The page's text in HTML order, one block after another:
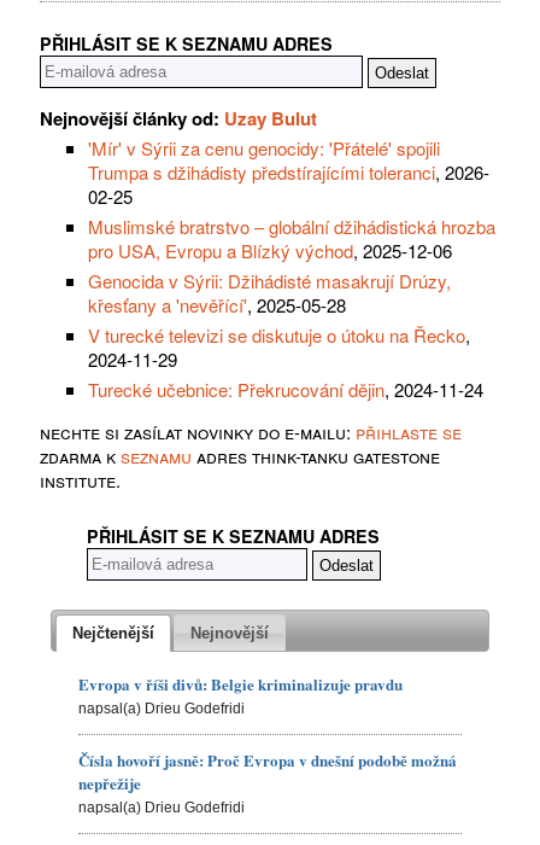
PŘIHLÁSIT SE K SEZNAMU ADRES
Nejnovější články od: Uzay Bulut
'Mír' v Sýrii za cenu genocidy: 'Přátelé' spojili
Trumpa s džihádisty předstírajícími toleranci, 2026-
02-25
Muslimské bratrstvo – globální džihádistická hrozba
pro USA, Evropu a Blízký východ, 2025-12-06
Genocida v Sýrii: Džihádisté ​​masakrují Drúzy,
křesťany a 'nevěřící', 2025-05-28
V turecké televizi se diskutuje o útoku na Řecko,
2024-11-29
Turecké učebnice: Překrucování dějin, 2024-11-24
nechte si zasílat novinky do e-mailu: přihlaste se
zdarma kseznamu adres think-tanku gatestone
institute.
PŘIHLÁSIT SE K SEZNAMU ADRES
Nejčtenější Nejnovější
Evropa v říši divů: Belgie kriminalizuje pravdu
napsal(a) Drieu Godefridi
Čísla hovoří jasně: Proč Evropa v dnešní podobě možná
nepřežije
napsal(a) Drieu Godefridi